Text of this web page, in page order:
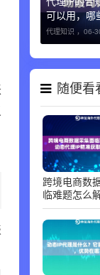
代理IP的合
可以用，哪
随便看
跨境电商数
临难题怎么
竞品